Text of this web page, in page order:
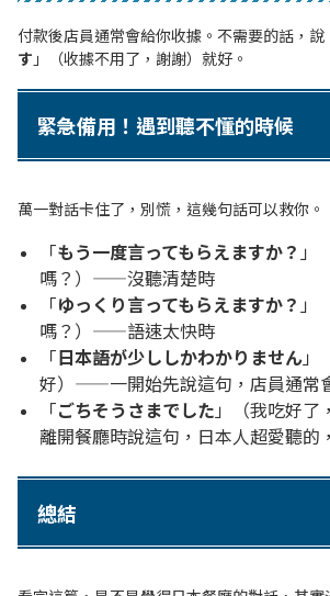
付款後店員通常會給你收據。不需要的話，說
す 」（收據不用了，謝謝）就好。
緊急備用！遇到聽不懂的時候
萬一對話卡住了，別慌，這幾句話可以救你。
「もう一度言ってもらえますか？ 」
嗎？）——沒聽清楚時
「ゆっくり言ってもらえますか？ 」
嗎？）——語速太快時
「日本語が少ししかわかりません」
好）——一開始先說這句，店員通常
「ごちそうさまでした 」（我吃好
離開餐廳時說這句，日本人超愛聽的
總結